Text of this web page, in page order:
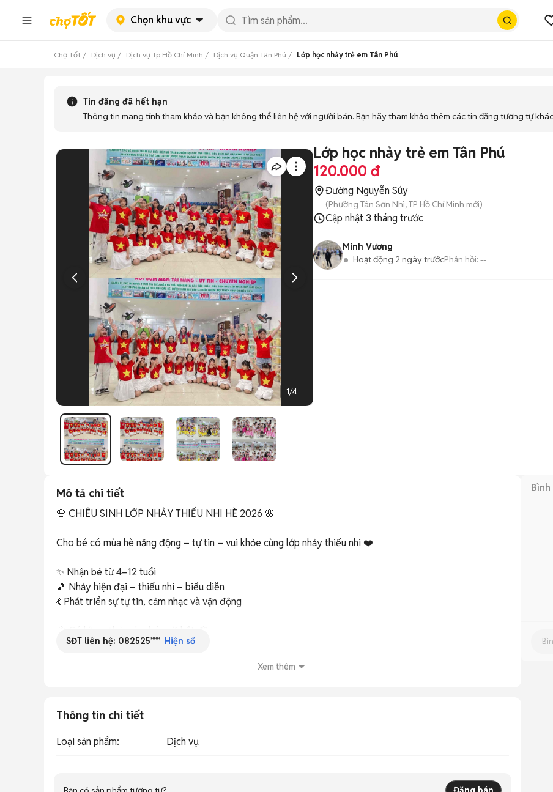
Chọn khu vực
Chợ Tốt Dịch vụ Dịch vụ Tp Hồ Chí Minh Dịch vụ Quận Tân Phú Lớp học nhảy trẻ em Tân Phú
Tin đăng đã hết hạn
Thông tin mang tính tham khảo và bạn không thể liên hệ với người bán. Bạn hãy tham khảo thêm các tin đăng tương tự
1/4
Lớp học nhảy trẻ em Tân Phú
120.000 đ
Đường Nguyễn Súy
(Phường Tân Sơn Nhì, TP Hồ Chí Minh mới)
Cập nhật3 tháng trước
Minh Vương
Hoạt động 2 ngày trướcPhản hồi: --
Mô tả chi tiết
🌸 CHIÊU SINH LỚP NHẢY THIẾU NHI HÈ 2026 🌸
Cho bé có mùa hè năng động – tự tin – vui khỏe cùng lớp nhảy thiếu nhi ❤️
✨ Nhận bé từ 4–12 tuổi
🎵 Nhảy hiện đại – thiếu nhi – biểu diễn
💃 Phát triển sự tự tin, cảm nhạc và vận động
🌈 Môi trường vui vẻ, thân thiện
Ba mẹ quan tâm ib hoặc gọi trực tiếp để được tư vấn lịch học nhé ❤️
SĐT liên hệ: 082525*** Hiện số
Xem thêm
Thông tin chi tiết
Loại sản phẩm: Dịch vụ